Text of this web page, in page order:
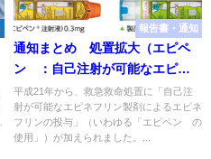
報告書・通知
通知まとめ 処置拡大（エピペ
ン®：自己注射が可能なエピネ
フリン製剤）
平成21年から、救急救命処置に「自己注
射が可能なエピネフリン製剤によるエピネ
フリンの投与」（いわゆる「エピペン®の
使用」）が加えられました。...